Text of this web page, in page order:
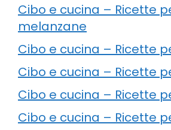
Cibo e cucina – Ricette
melanzane
Cibo e cucina – Ricette
Cibo e cucina – Ricette
Cibo e cucina – Ricette
Cibo e cucina – Ricette